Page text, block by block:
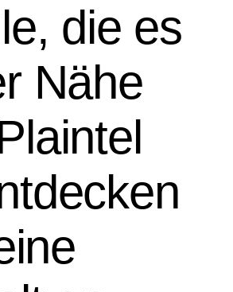
die es
Nähe